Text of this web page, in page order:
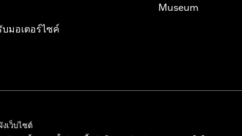
มอเตอร์ไซค์
Museum
เว็บไซต์